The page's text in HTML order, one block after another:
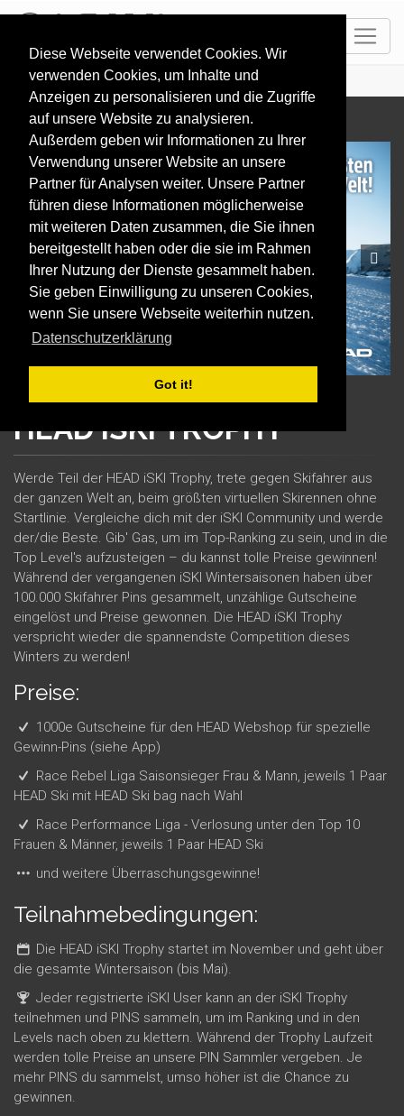
Diese Webseite verwendet Cookies. Wir
verwenden Cookies, um Inhalte und
Anzeigen zu personalisieren und die Zugriffe
auf unsere Website zu analysieren.
Außerdem geben wir Informationen zu Ihrer
Verwendung unserer Website an unsere
Partner für Analysen weiter. Unsere Partner
führen diese Informationen möglicherweise
mit weiteren Daten zusammen, die Sie ihnen
bereitgestellt haben oder die sie im Rahmen
Ihrer Nutzung der Dienste gesammelt haben.
Sie geben Einwilligung zu unseren Cookies,
wenn Sie unsere Webseite weiterhin nutzen.
Datenschutzerklärung
Got it!
HOME iSKI TROPHY
Prev Next
HEADiSKI TROPHY
Werde Teil der HEAD iSKI Trophy, trete gegen Skifahrer aus
der ganzen Welt an, beim größten virtuellen Skirennen ohne
Startlinie. Vergleiche dich mit der iSKI Community und werde
der/die Beste. Gib' Gas, um im Top-Ranking zu sein, und in die
Top Level's aufzusteigen – du kannst tolle Preise gewinnen!
Während der vergangenen iSKI Wintersaisonen haben über
100.000 Skifahrer Pins gesammelt, unzählige Gutscheine
eingelöst und Preise gewonnen. Die HEAD iSKI Trophy
verspricht wieder die spannendste Competition dieses
Winters zu werden!
Preise:
1000e Gutscheine für den HEAD Webshop für spezielle
Gewinn-Pins (siehe App)
Race Rebel Liga Saisonsieger Frau & Mann, jeweils 1 Paar
HEAD Ski mit HEAD Ski bag nach Wahl
Race Performance Liga - Verlosung unter den Top 10
Frauen & Männer, jeweils 1 Paar HEAD Ski
und weitere Überraschungsgewinne!
Teilnahmebedingungen:
Die HEAD iSKI Trophy startet im November und geht über
die gesamte Wintersaison (bis Mai).
Jeder registrierte iSKI User kann an der iSKI Trophy
teilnehmen und PINS sammeln, um im Ranking und in den
Levels nach oben zu klettern. Während der Trophy Laufzeit
werden tolle Preise an unsere PIN Sammler vergeben. Je
mehr PINS du sammelst, umso höher ist die Chance zu
gewinnen.